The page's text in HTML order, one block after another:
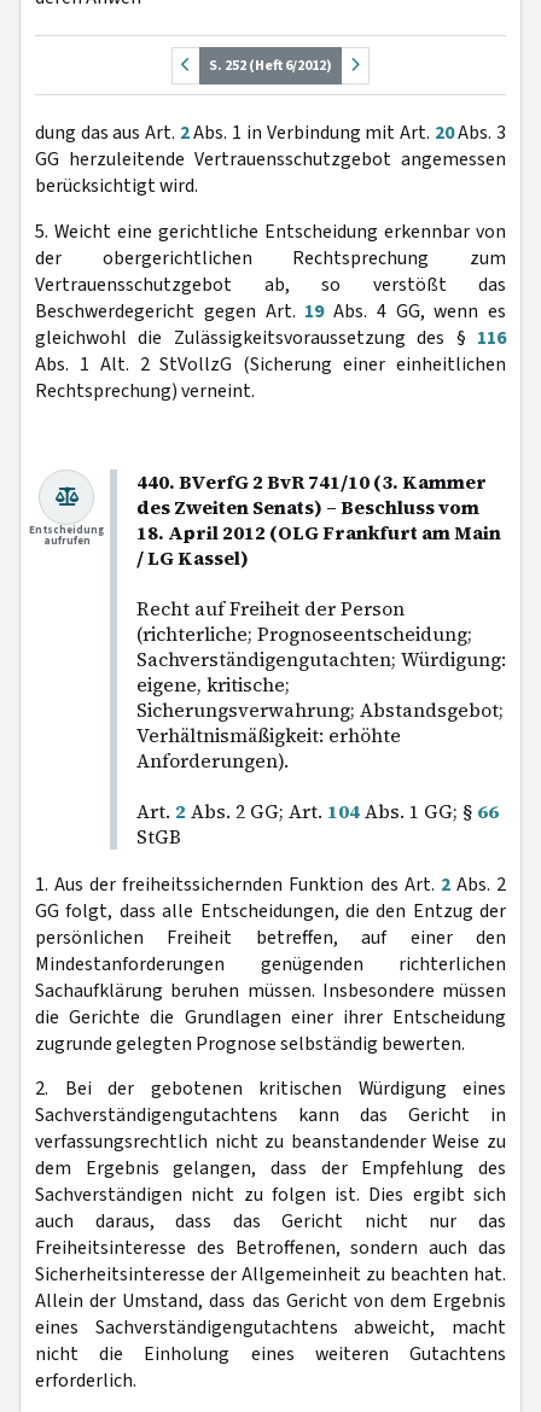
S. 252 (Heft 6/2012)
dung das aus Art. 2Abs. 1 in Verbindung mit Art. 20Abs. 3
GG herzuleitende Vertrauensschutzgebot angemessen
berücksichtigt wird.
5. Weicht eine gerichtliche Entscheidung erkennbar von
der obergerichtlichen Rechtsprechung zum
Vertrauensschutzgebot ab, so verstößt das
Beschwerdegericht gegen Art. 19Abs. 4 GG, wenn es
gleichwohl die Zulässigkeitsvoraussetzung des § 116
Abs. 1 Alt. 2 StVollzG (Sicherung einer einheitlichen
Rechtsprechung) verneint.
440. BVerfG 2 BvR 741/10 (3. Kammer
des Zweiten Senats) – Beschluss vom
18. April 2012 (OLG Frankfurt am Main
/ LG Kassel)
Recht auf Freiheit der Person
(richterliche; Prognoseentscheidung;
Sachverständigengutachten; Würdigung:
eigene, kritische;
Sicherungsverwahrung; Abstandsgebot;
Verhältnismäßigkeit: erhöhte
Anforderungen).
Art. 2 Abs. 2 GG; Art. 104Abs. 1 GG; § 66
StGB
Entscheidung
aufrufen
1. Aus der freiheitssichernden Funktion des Art. 2Abs. 2
GG folgt, dass alle Entscheidungen, die den Entzug der
persönlichen Freiheit betreffen, auf einer den
Mindestanforderungen genügenden richterlichen
Sachaufklärung beruhen müssen. Insbesondere müssen
die Gerichte die Grundlagen einer ihrer Entscheidung
zugrunde gelegten Prognose selbständig bewerten.
2. Bei der gebotenen kritischen Würdigung eines
Sachverständigengutachtens kann das Gericht in
verfassungsrechtlich nicht zu beanstandender Weise zu
dem Ergebnis gelangen, dass der Empfehlung des
Sachverständigen nicht zu folgen ist. Dies ergibt sich
auch daraus, dass das Gericht nicht nur das
Freiheitsinteresse des Betroffenen, sondern auch das
Sicherheitsinteresse der Allgemeinheit zu beachten hat.
Allein der Umstand, dass das Gericht von dem Ergebnis
eines Sachverständigengutachtens abweicht, macht
nicht die Einholung eines weiteren Gutachtens
erforderlich.